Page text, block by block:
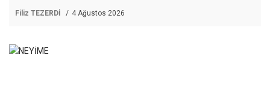
Filiz TEZERDİ 4 Ağustos 2026